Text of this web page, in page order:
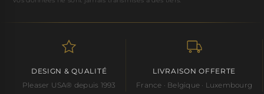
DESIGN & QUALITÉ
Pleaser USA® depuis 1993
LIVRAISON OFFERTE
France · Belgique · Luxembourg